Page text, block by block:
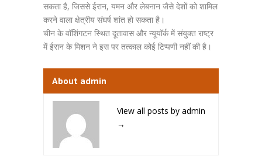
सकता है, जिससे ईरान, यमन और लेबनान जैसे देशों को शामिल
करने वाला क्षेत्रीय संघर्ष शांत हो सकता है।
चीन के वॉशिंगटन स्थित दूतावास और न्यूयॉर्क में संयुक्त राष्ट्र
में ईरान के मिशन ने इस पर तत्काल कोई टिप्पणी नहीं की है।
About admin
View all posts by admin
→